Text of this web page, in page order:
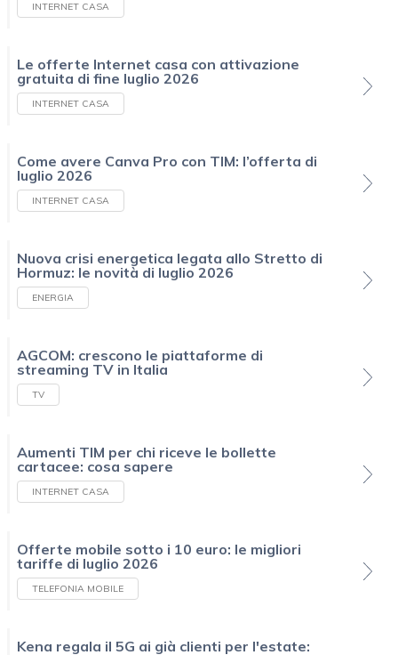
INTERNET CASA
Le offerte Internet casa con attivazione
gratuita di fine luglio 2026
INTERNET CASA
Come avere Canva Pro con TIM: l’offerta di
luglio 2026
INTERNET CASA
Nuova crisi energetica legata allo Stretto di
Hormuz: le novità di luglio 2026
ENERGIA
AGCOM: crescono le piattaforme di
streaming TV in Italia
TV
Aumenti TIM per chi riceve le bollette
cartacee: cosa sapere
INTERNET CASA
Offerte mobile sotto i 10 euro: le migliori
tariffe di luglio 2026
TELEFONIA MOBILE
Kena regala il 5G ai già clienti per l'estate: